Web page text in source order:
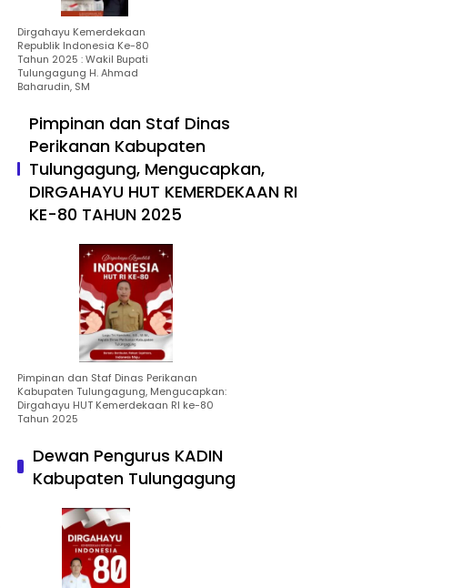
Dirgahayu Kemerdekaan
Republik Indonesia Ke-80
Tahun 2025 : Wakil Bupati
Tulungagung H. Ahmad
Baharudin, SM
Pimpinan dan Staf Dinas
Perikanan Kabupaten
Tulungagung, Mengucapkan,
DIRGAHAYU HUT KEMERDEKAAN RI
KE-80 TAHUN 2025
Pimpinan dan Staf Dinas Perikanan
Kabupaten Tulungagung, Mengucapkan:
Dirgahayu HUT Kemerdekaan RI ke-80
Tahun 2025
Dewan Pengurus KADIN
Kabupaten Tulungagung